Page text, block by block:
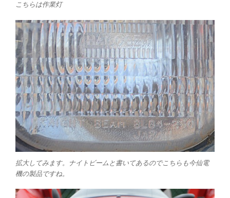
こちらは作業灯
拡大してみます。ナイトビームと書いてあるのでこちらも今仙電
機の製品ですね。